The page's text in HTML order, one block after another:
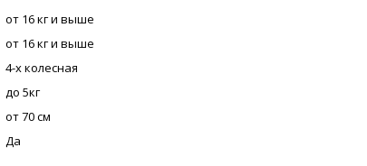
от 16 кг и выше
от 16 кг и выше
4-х колесная
до 5кг
от 70 см
Да